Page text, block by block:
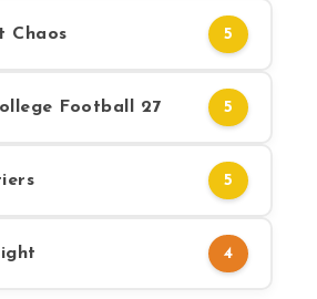
Chaos 5
Football 27 5
5
4